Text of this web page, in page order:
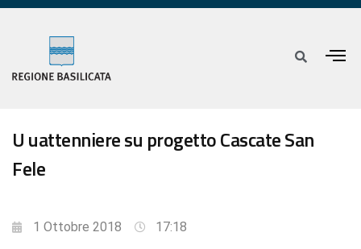
U uattenniere su progetto Cascate San
Fele
1 Ottobre 2018 17:18